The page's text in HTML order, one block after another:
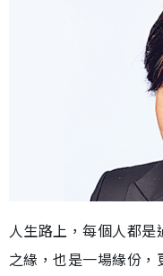
人生路上，每個人都
之緣，也是一場緣份